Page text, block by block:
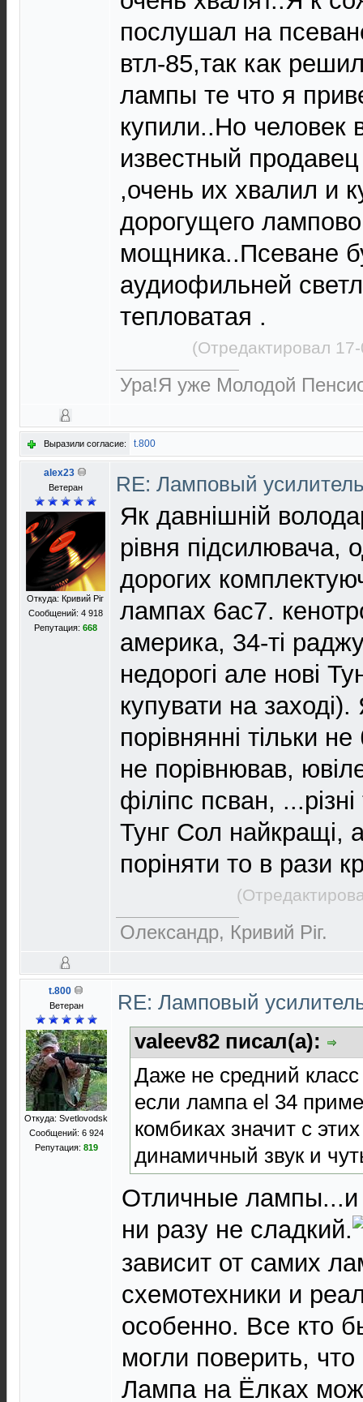
послушал на
втл-85,так как
лампы те что я
купили..Но человек
известный
,очень их хвалил и
дорогущего
мощника..Псеване
аудиофильней
тепловатая .
(Отредактировал
Ура!Я уже Молодой
Выразили согласие: t.800
alex23
Ветеран
Откуда: Кривий Рiг
Сообщений: 4 918
Репутация: 668
RE: Ламповый
Як давнішній
рівня підсилювача,
дорогих
лампах 6ас7.
америка, 34-ті
недорогі але нові
купувати на
порівнянні тільки
не порівнював,
філіпс псван,
Тунг Сол найкращі,
поріняти то в рази
Олександр, Кривий Рiг.
t.800
Ветеран
Откуда: Svetlovodsk
Сообщений: 6 924
Репутация: 819
RE: Ламповый
valeev82 писал(а):
Даже не средний класс
если лампа el 34
комбиках значит с
динамичный звук и
Отличные лампы...и
ни разу не сладкий.
зависит от самих
схемотехники и
особенно. Все кто
могли поверить, что
Лампа на Ёлках